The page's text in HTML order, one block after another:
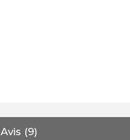
Avis (9)